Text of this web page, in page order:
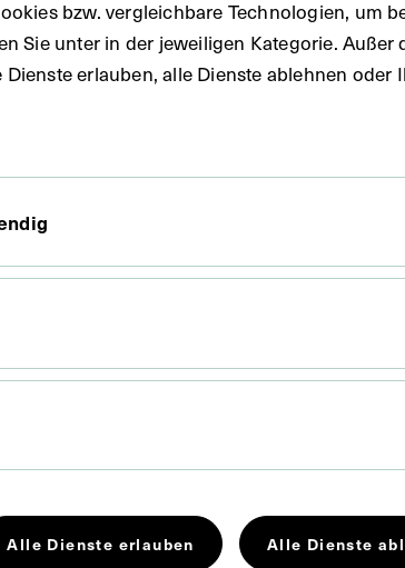
Wroclaw
Bildmaß inkl. Untergrund 14,1 x 7,9 cm
Das Bild stammt vermutlich aus der
bzw. vergleichbare Technologien,
Sie unter in der jeweiligen Kategorie.
Dienste erlauben, alle Dienste ablehnen
Alle Dienste erlauben Alle Dienste